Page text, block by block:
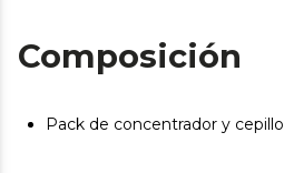
Composición
Pack de concentrador y cepillo